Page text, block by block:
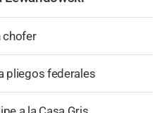
chofer
pliegos federales